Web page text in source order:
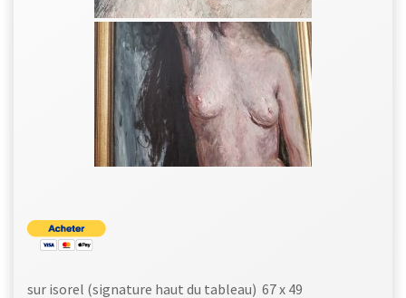
sur isorel (signature haut du tableau) 67 x 49